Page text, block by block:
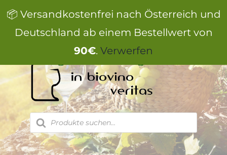
📦 Versandkostenfrei nach Österreich und
Deutschland ab einem Bestellwert von
90€. Verwerfen
Inhalt
springen
Products
search